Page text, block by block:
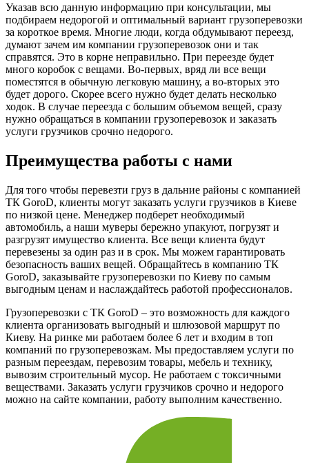
Указав всю данную информацию при консультации, мы
подбираем недорогой и оптимальный вариант грузоперевозки
за короткое время. Многие люди, когда обдумывают переезд,
думают зачем им компании грузоперевозок они и так
справятся. Это в корне неправильно. При переезде будет
много коробок с вещами. Во-первых, вряд ли все вещи
поместятся в обычную легковую машину, а во-вторых это
будет дорого. Скорее всего нужно будет делать несколько
ходок. В случае переезда с большим объемом вещей, сразу
нужно обращаться в компании грузоперевозок и заказать
услуги грузчиков срочно недорого.
Преимущества работы с нами
Для того чтобы перевезти груз в дальние районы с компанией
ТК GoroD, клиенты могут заказать услуги грузчиков в Киеве
по низкой цене. Менеджер подберет необходимый
автомобиль, а наши муверы бережно упакуют, погрузят и
разгрузят имущество клиента. Все вещи клиента будут
перевезены за один раз и в срок. Мы можем гарантировать
безопасность ваших вещей. Обращайтесь в компанию ТК
GoroD, заказывайте грузоперевозки по Киеву по самым
выгодным ценам и наслаждайтесь работой профессионалов.
Грузоперевозки с ТК GoroD – это возможность для каждого
клиента организовать выгодный и шлюзовой маршрут по
Киеву. На ринке ми работаем более 6 лет и входим в топ
компаний по грузоперевозкам. Мы предоставляем услуги по
разным переездам, перевозим товары, мебель и технику,
вывозим строительный мусор. Не работаем с токсичными
веществами. Заказать услуги грузчиков срочно и недорого
можно на сайте компании, работу выполним качественно.